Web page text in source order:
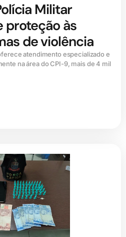
Militar
proteção às
de violência
atendimento especializado e
na área do CPI-9, mais de 4 mil